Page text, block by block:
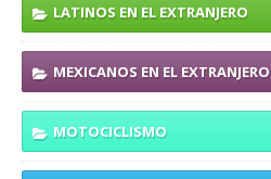
LATINOS EN EL EXTRANJERO
MEXICANOS EN EL EXTRANJERO
MOTOCICLISMO